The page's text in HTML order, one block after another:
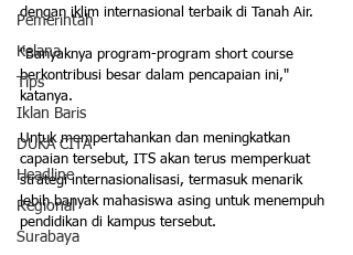
Pemerintah
Kelana
Tips
Iklan Baris
DUKA CITA
Headline
Regional
Surabaya
dengan iklim internasional terbaik di Tanah Air.
"Banyaknya program-program short course
berkontribusi besar dalam pencapaian ini,"
katanya.
Untuk mempertahankan dan meningkatkan
capaian tersebut, ITS akan terus memperkuat
strategi internasionalisasi, termasuk menarik
lebih banyak mahasiswa asing untuk menempuh
pendidikan di kampus tersebut.